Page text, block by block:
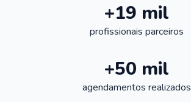
+19 mil
profissionais parceiros
+50 mil
agendamentos realizados